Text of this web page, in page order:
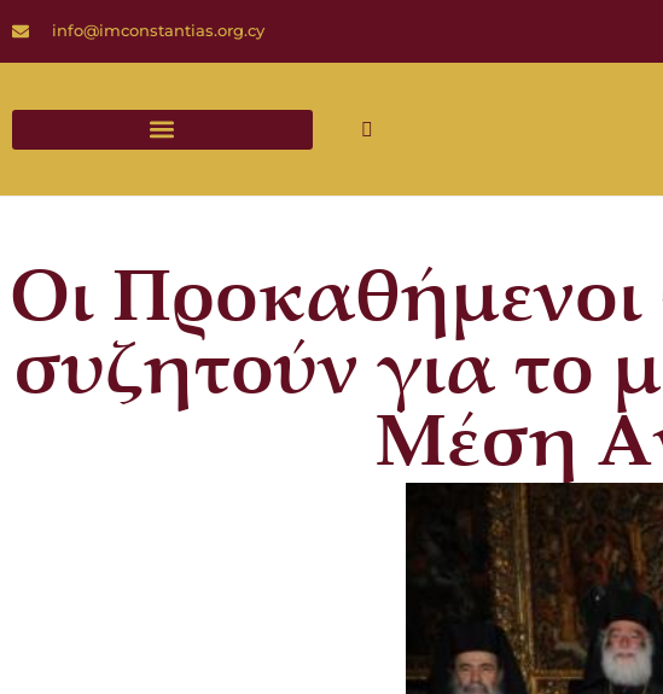
info@imconstantias.org.cy
Οι
συζητούν για το
Μέση